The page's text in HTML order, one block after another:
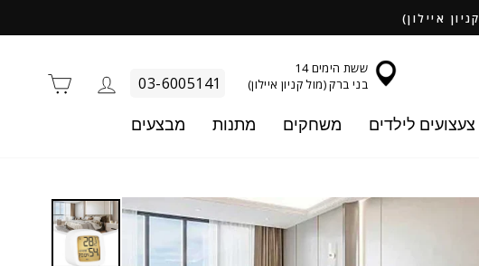
ששת הימים 14
בני ברק (מול קניון איילון)
03-6005141 התחברות
צעצועים לילדים משחקים מתנות מבצעים